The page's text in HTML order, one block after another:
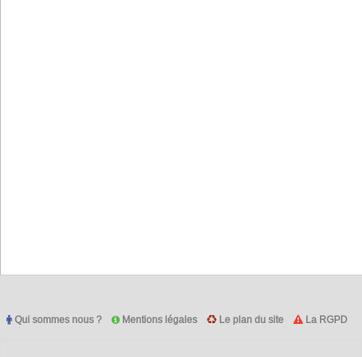
Qui sommes nous ? Mentions légales Le plan du site La RGPD